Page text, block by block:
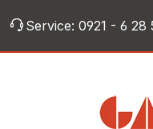
Zum Hauptinhalt
Service: 0921 - 6 28